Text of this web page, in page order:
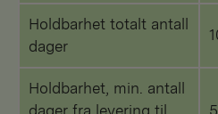
Holdbarhet totalt antall
dager
Holdbarhet, min. antall